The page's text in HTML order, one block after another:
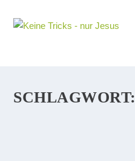
SCHLAGWORT: